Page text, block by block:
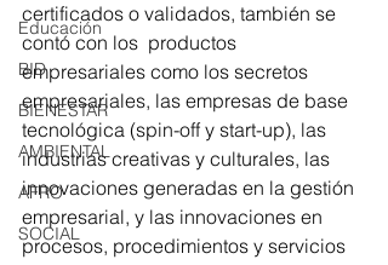
Educación
BID
BIENESTAR
AMBIENTAL
AFRO
SOCIAL
certificados o validados, también se
contó con los  productos
empresariales como los secretos
empresariales, las empresas de base
tecnológica (spin-off y start-up), las
industrias creativas y culturales, las
innovaciones generadas en la gestión
empresarial, y las innovaciones en
procesos, procedimientos y servicios